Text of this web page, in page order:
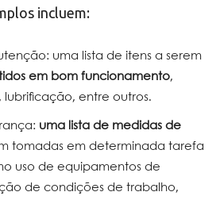
incluem:
uma lista de itens a serem
em bom funcionamento,
lubrificação, entre outros.
uma lista de medidas de
tomadas em determinada tarefa
uso de equipamentos de
de condições de trabalho,